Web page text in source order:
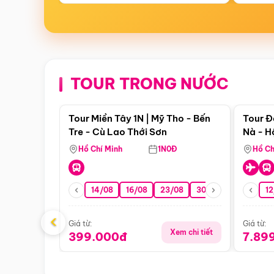
TOUR TRONG NƯỚC
Điểm nổi bật
Tour Miền Tây 1N | Mỹ Tho - Bến
Tre - Cù Lao Thới Sơn
Hồ Chí Minh 1N0Đ
14/08 16/08 23/08 30/08 06/09
Giá từ:
399.000đ Xem chi tiết
Tour
Nà -
Nha
Hồ
Giá từ:
‹